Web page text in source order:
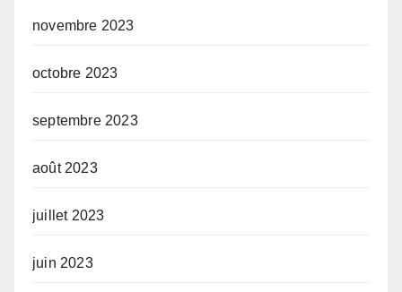
novembre 2023
octobre 2023
septembre 2023
août 2023
juillet 2023
juin 2023